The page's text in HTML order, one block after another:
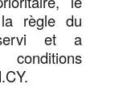
règle du
et a